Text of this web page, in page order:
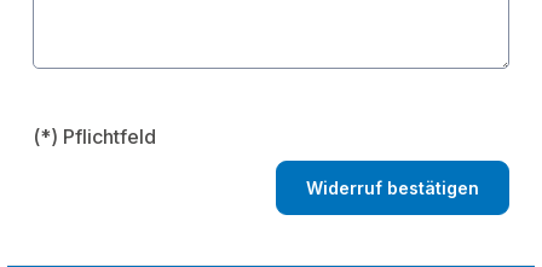
(*) Pflichtfeld
Widerruf bestätigen